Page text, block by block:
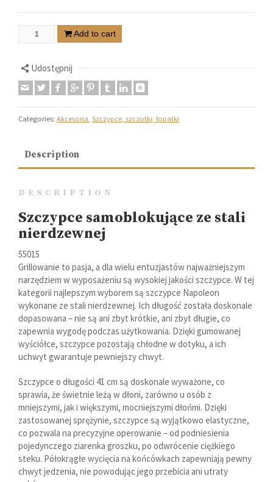
Add to cart
Udostępnij
Categories: Akcesoria Szczypce, szczotki, łopatki
Description
DESCRIPTION
Szczypce samoblokujące ze stali
nierdzewnej
55015
Grillowanie to pasja, a dla wielu entuzjastów najważniejszym
narzędziem w wyposażeniu są wysokiej jakości szczypce. W tej
kategorii najlepszym wyborem są szczypce Napoleon
wykonane ze stali nierdzewnej. Ich długość została doskonale
dopasowana – nie są ani zbyt krótkie, ani zbyt długie, co
zapewnia wygodę podczas użytkowania. Dzięki gumowanej
wyściółce, szczypce pozostają chłodne w dotyku, a ich
uchwyt gwarantuje pewniejszy chwyt.
Szczypce o długości 41 cm są doskonale wyważone, co
sprawia, że świetnie leżą w dłoni, zarówno u osób z
mniejszymi, jak i większymi, mocniejszymi dłońmi. Dzięki
zastosowanej sprężynie, szczypce są wyjątkowo elastyczne,
co pozwala na precyzyjne operowanie – od podniesienia
pojedynczego ziarenka groszku, po odwrócenie ciężkiego
steku. Półokrągłe wycięcia na końcówkach zapewniają pewny
chwyt jedzenia, nie powodując jego przebicia ani utraty